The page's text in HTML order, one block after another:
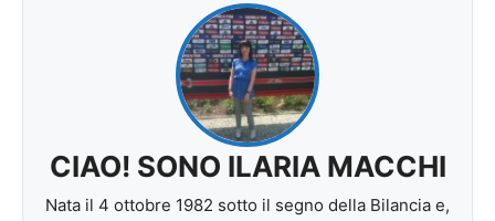
CIAO! SONO ILARIA MACCHI
Nata il 4 ottobre 1982 sotto il segno della Bilancia e,